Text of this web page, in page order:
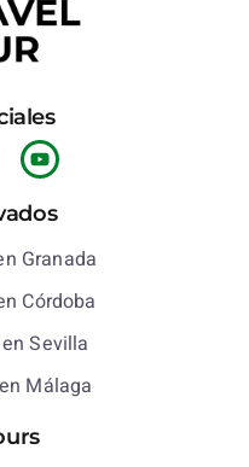
Granada
Córdoba
Sevilla
Málaga